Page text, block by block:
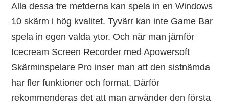
Alla dessa tre metderna kan spela in en Windows
10 skärm i hög kvalitet. Tyvärr kan inte Game Bar
spela in egen valda ytor. Och när man jämför
Icecream Screen Recorder med Apowersoft
Skärminspelare Pro inser man att den sistnämda
har fler funktioner och format. Därför
rekommenderas det att man använder den första